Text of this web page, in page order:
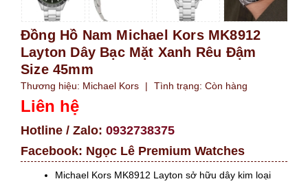
Đồng Hồ Nam Michael Kors MK8912
Layton Dây Bạc Mặt Xanh Rêu Đậm
Size 45mm
Thương hiệu: Michael Kors | Tình trạng: Còn hàng
Liên hệ
Hotline / Zalo: 0932738375
Facebook: Ngọc Lê Premium Watches
Michael Kors MK8912 Layton sở hữu dây kim loại